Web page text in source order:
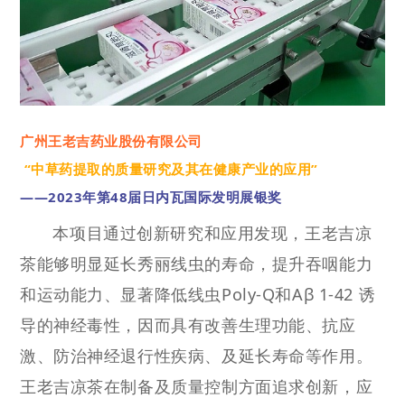
广州王老吉药业股份有限公司
“中草药提取的质量研究及其在健康产业的应用”
——2023年第48届日内瓦国际发明展银奖
本项目通过创新研究和应用发现，王老吉凉
茶能够明显延长秀丽线虫的寿命，提升吞咽能力
和运动能力、显著降低线虫Poly-Q和Aβ 1-42 诱
导的神经毒性，因而具有改善生理功能、抗应
激、防治神经退行性疾病、及延长寿命等作用。
王老吉凉茶在制备及质量控制方面追求创新，应